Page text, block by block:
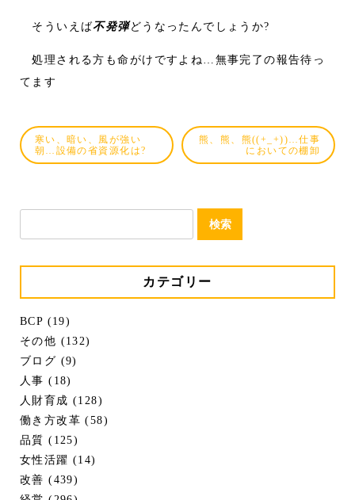
そういえば不発弾どうなったんでしょうか?
処理される方も命がけですよね…無事完了の報告待っ
てます
寒い、暗い、風が強い
朝…設備の省資源化は?
熊、熊、熊((+_+))…仕事
においての棚卸
検
カテゴリー
BCP (19)
その他 (132)
ブログ (9)
人事 (18)
人財育成 (128)
働き方改革 (58)
品質 (125)
女性活躍 (14)
改善 (439)